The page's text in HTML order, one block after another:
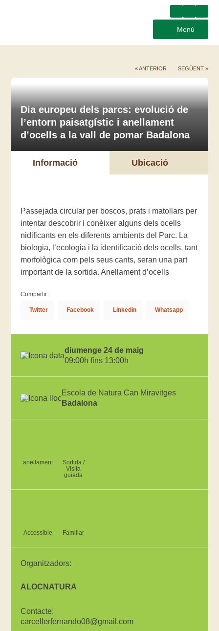
Menú
« ANTERIOR SEGÜENT »
Dia europeu dels parcs: evolució de
l’entorn paisatgístic i anellament
d’ocells a la vall de pomar Badalona
Informació Ubicació
Passejada circular per boscos, prats i matollars per
intentar descobrir i conèixer alguns dels ocells
nidificants en els diferents ambients del Parc. La
biologia, l’ecologia i la identificació dels ocells, tant
morfològica com pels seus cants, seran una part
important de la sortida. Anellament d’ocells
Compartir:
Twitter Facebook Linkedin Whatsapp
diumenge 24 de maig
09:00h fins 13:00h
Escola de Natura Can Miravitges
Badalona
anellament
Sortida /
Visita
guiada
Accessible Familiar
Organitzadors:
ALOCNATURA
Contacte:
carcellerfernando08@gmail.com